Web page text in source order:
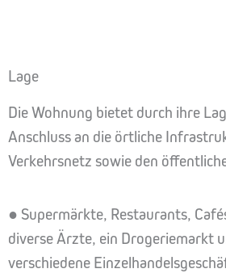
Lage
Die Wohnung bietet durch ihre
Anschluss an die örtliche
Verkehrsnetz sowie den
● Supermärkte, Restaurants,
diverse Ärzte, ein Drogeriemarkt
verschiedene